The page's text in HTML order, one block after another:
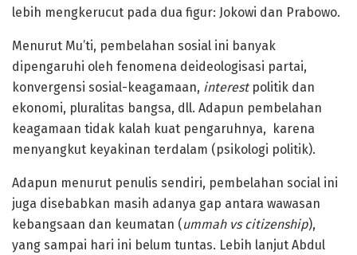
lebih mengkerucut pada dua figur: Jokowi dan Prabowo.
Menurut Mu’ti, pembelahan sosial ini banyak
dipengaruhi oleh fenomena deideologisasi partai,
konvergensi sosial-keagamaan, interestpolitik dan
ekonomi, pluralitas bangsa, dll. Adapun pembelahan
keagamaan tidak kalah kuat pengaruhnya, karena
menyangkut keyakinan terdalam (psikologi politik).
Adapun menurut penulis sendiri, pembelahan social ini
juga disebabkan masih adanya gap antara wawasan
kebangsaan dan keumatan (ummah vs citizenship),
yang sampai hari ini belum tuntas. Lebih lanjut Abdul